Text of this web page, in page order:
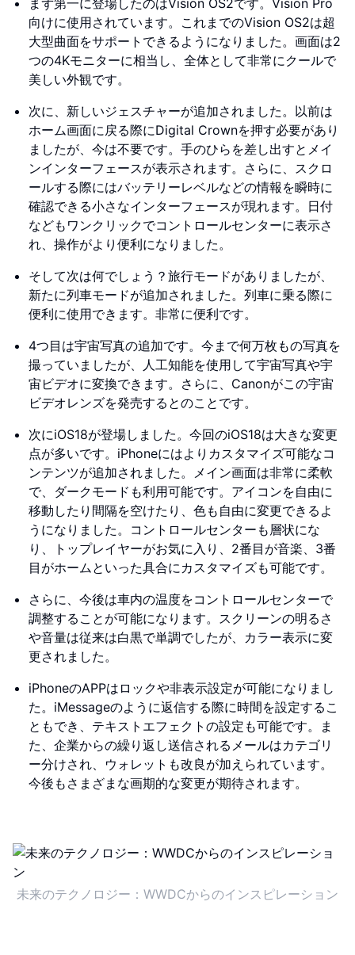
まず第一に登場したのはVision OS2です。Vision Pro
向けに使用されています。これまでのVision OS2は超
大型曲面をサポートできるようになりました。画面は2
つの4Kモニターに相当し、全体として非常にクールで
美しい外観です。
次に、新しいジェスチャーが追加されました。以前は
ホーム画面に戻る際にDigital Crownを押す必要があり
ましたが、今は不要です。手のひらを差し出すとメイ
ンインターフェースが表示されます。さらに、スクロ
ールする際にはバッテリーレベルなどの情報を瞬時に
確認できる小さなインターフェースが現れます。日付
などもワンクリックでコントロールセンターに表示さ
れ、操作がより便利になりました。
そして次は何でしょう？旅行モードがありましたが、
新たに列車モードが追加されました。列車に乗る際に
便利に使用できます。非常に便利です。
4つ目は宇宙写真の追加です。今まで何万枚もの写真を
撮っていましたが、人工知能を使用して宇宙写真や宇
宙ビデオに変換できます。さらに、Canonがこの宇宙
ビデオレンズを発売するとのことです。
次にiOS18が登場しました。今回のiOS18は大きな変更
点が多いです。iPhoneにはよりカスタマイズ可能なコ
ンテンツが追加されました。メイン画面は非常に柔軟
で、ダークモードも利用可能です。アイコンを自由に
移動したり間隔を空けたり、色も自由に変更できるよ
うになりました。コントロールセンターも層状にな
り、トップレイヤーがお気に入り、2番目が音楽、3番
目がホームといった具合にカスタマイズも可能です。
さらに、今後は車内の温度をコントロールセンターで
調整することが可能になります。スクリーンの明るさ
や音量は従来は白黒で単調でしたが、カラー表示に変
更されました。
iPhoneのAPPはロックや非表示設定が可能になりまし
た。iMessageのように返信する際に時間を設定するこ
ともでき、テキストエフェクトの設定も可能です。ま
た、企業からの繰り返し送信されるメールはカテゴリ
ー分けされ、ウォレットも改良が加えられています。
今後もさまざまな画期的な変更が期待されます。
未来のテクノロジー：WWDCからのインスピレーション